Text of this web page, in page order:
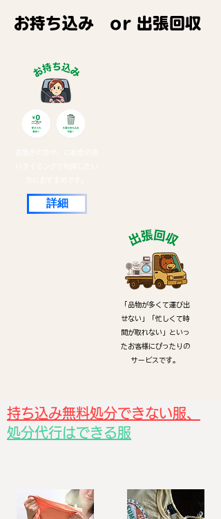
​お持ち込み or 出張回収
詳細
「品物が多くて運び出
せない」「忙しくて時
間が取れない」といっ
たお客様にぴったりの
サービスです。
持ち込み無料処分できない服、
処分代行はできる服